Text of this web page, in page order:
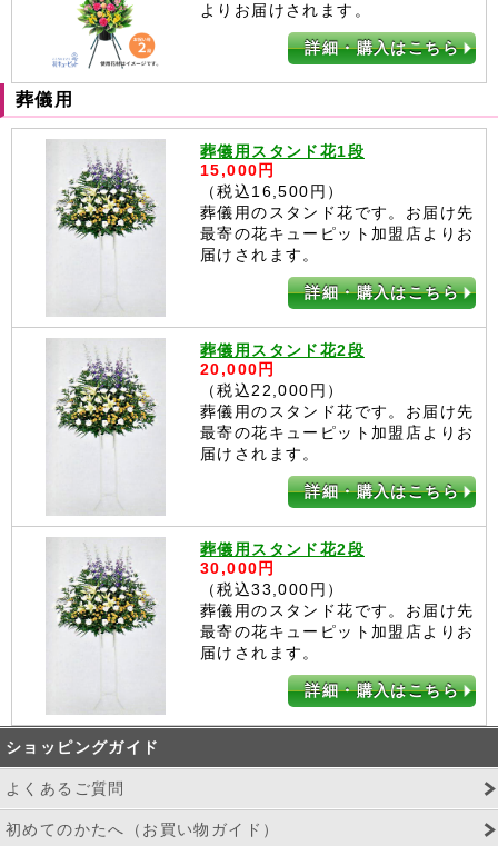
よりお届けされます。
詳細・購入はこちら
葬儀用
葬儀用スタンド花1段
15,000円
（税込16,500円）
葬儀用のスタンド花です。お届け先
最寄の花キューピット加盟店よりお
届けされます。
詳細・購入はこちら
葬儀用スタンド花2段
20,000円
（税込22,000円）
葬儀用のスタンド花です。お届け先
最寄の花キューピット加盟店よりお
届けされます。
詳細・購入はこちら
葬儀用スタンド花2段
30,000円
（税込33,000円）
葬儀用のスタンド花です。お届け先
最寄の花キューピット加盟店よりお
届けされます。
詳細・購入はこちら
ショッピングガイド
よくあるご質問
初めてのかたへ（お買い物ガイド）